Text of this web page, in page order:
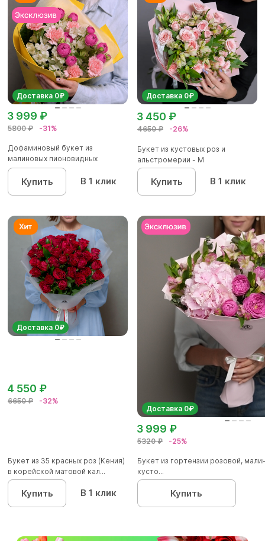
Доставка 0₽
5800 ₽ -31%
3 999 ₽
Дофаминовый букет из
малиновых пионовидных
кустовых роз...
Купить В 1 клик
Доставка 0₽
4650 ₽ -26%
3 450 ₽
Букет из кустовых роз и
альстромерии - М
Купить В 1 клик
Доставка 0₽
6650 ₽ -32%
4 550 ₽
Букет из 35 красных роз (Кения)
в корейской матовой кал...
Купить В 1 клик
Доставка 0₽
5320 ₽ -25%
3 999 ₽
Букет из гортензии розовой,
кусто...
Купить